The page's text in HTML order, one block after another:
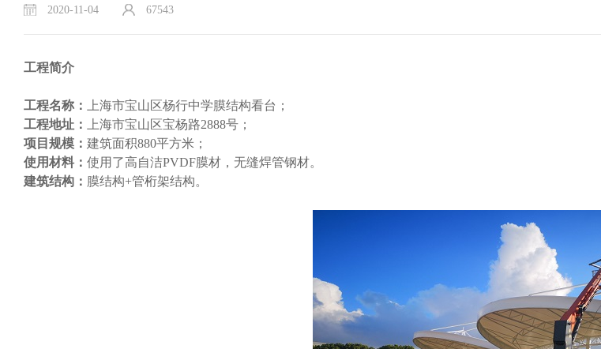
2020-11-04 67543
工程简介
工程名称：
上海市宝山区杨行中学膜结构看台；
工程地址：
上海市宝山区宝杨路2888号；
项目规模： 建筑面积880平方米；
使用材料： 使用了高自洁PVDF膜材，无缝焊管钢材。
建筑结构： 膜结构+管桁架结构。